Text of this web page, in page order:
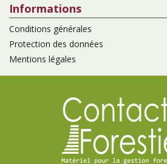
Informations
Conditions générales
Protection des données
Mentions légales